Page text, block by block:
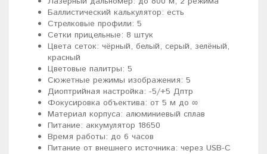
Баллистический калькулятор: есть
Стрелковые профили: 5
Сетки прицельные: 8 штук
Цвета сеток: чёрный, белый, серый, зелёный,
красный
Цветовые палитры: 5
Сюжетные режимы изображения: 5
Диоптрийная настройка: -5/+5 Дптр
Фокусировка объектива: от 5 м до ∞
Материал корпуса: алюминиевый сплав
Питание: аккумулятор 18650
Время работы: до 6 часов
Питание от внешнего источника: через USB-C